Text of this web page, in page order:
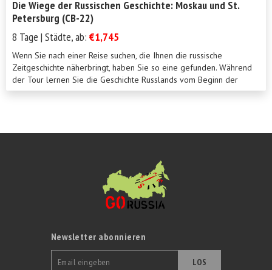
Die Wiege der Russischen Geschichte: Moskau und St.
Petersburg (CB-22)
8 Tage | Städte, ab:€1,745
Wenn Sie nach einer Reise suchen, die Ihnen die russische
Zeitgeschichte näherbringt, haben Sie so eine gefunden. Während
der Tour lernen Sie die Geschichte Russlands vom Beginn der
Sowjetunion im Jah...
Newsletter abonnieren
LOS